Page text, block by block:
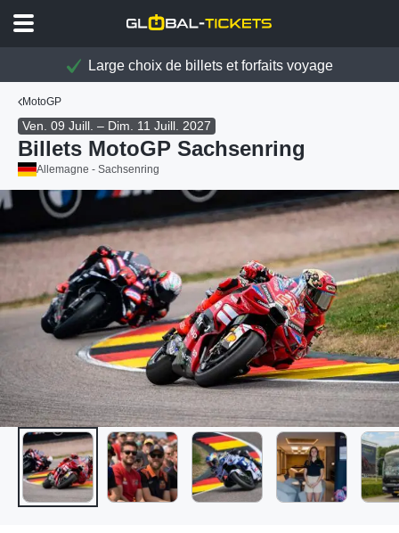
Large choix de billets et forfaits voyage
MotoGP
Ven. 09 Juill. – Dim. 11 Juill. 2027
Billets MotoGP Sachsenring
Allemagne - Sachsenring